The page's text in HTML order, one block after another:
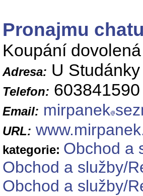
Pronajmu
Koupání
Adresa: U
Telefon: 603841590
Email: mirpanek
URL:
kategorie: Obchod a
Obchod a služby/
Obchod a služby/